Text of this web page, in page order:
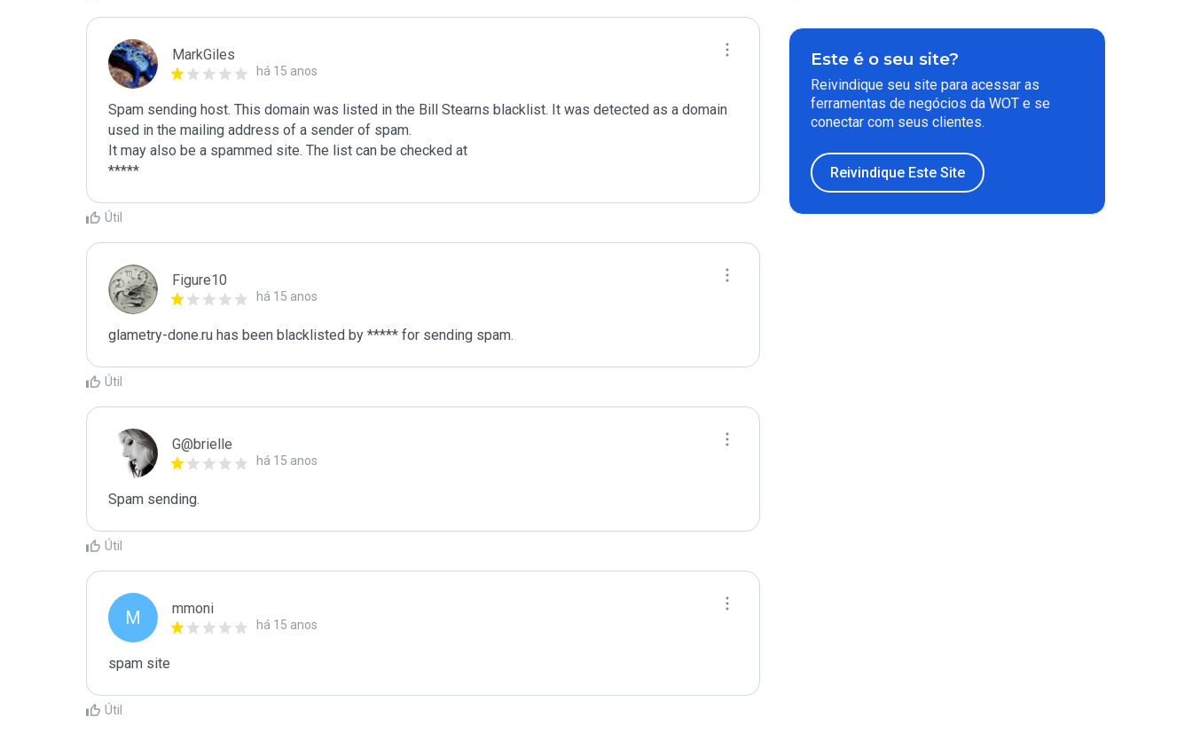
MarkGiles
há 15 anos
Spam sending host. This domain was listed in the Bill Stearns blacklist. It was detected as a domain
used in the mailing address of a sender of spam.
It may also be a spammed site. The list can be checked at
Útil
Figure10
há 15 anos
glametry-done.ru has been blacklisted by ***** for sending spam.
Útil
G@brielle
há 15 anos
Spam sending.
Útil
M mmoni
há 15 anos
spam site
Útil
Este é o seu site?
Reivindique seu site para acessar as
ferramentas de negócios da WOT e se
conectar com seus clientes.
Reivindique Este Site